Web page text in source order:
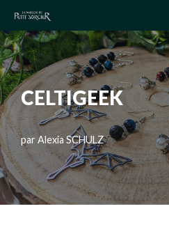
Aller
au
contenu
CELTIGEEK
par Alexia SCHULZ